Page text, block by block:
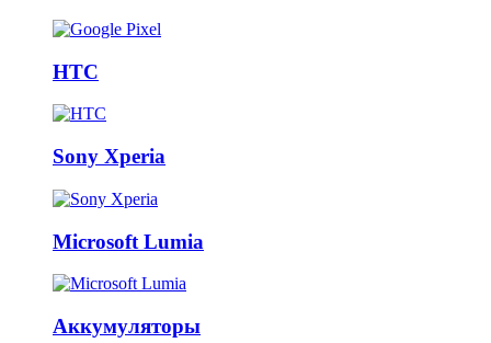
HTC
Sony Xperia
Microsoft Lumia
Аккумуляторы